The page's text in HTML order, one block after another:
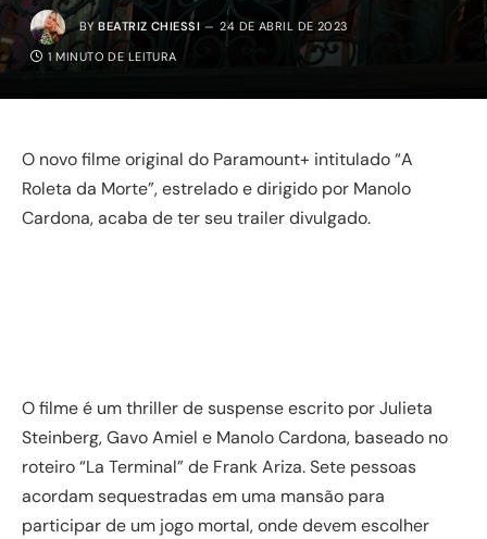
BY BEATRIZ CHIESSI 24 DE ABRIL DE 2023
1 MINUTO DE LEITURA
O novo filme original do Paramount+ intitulado “A
Roleta da Morte”, estrelado e dirigido por Manolo
Cardona, acaba de ter seu trailer divulgado.
O filme é um thriller de suspense escrito por Julieta
Steinberg, Gavo Amiel e Manolo Cardona, baseado no
roteiro “La Terminal” de Frank Ariza. Sete pessoas
acordam sequestradas em uma mansão para
participar de um jogo mortal, onde devem escolher